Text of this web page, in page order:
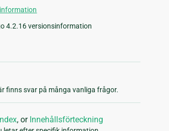
4.2.16 versionsinformation
finns svar på många vanliga frågor.
, or Innehållsförteckning